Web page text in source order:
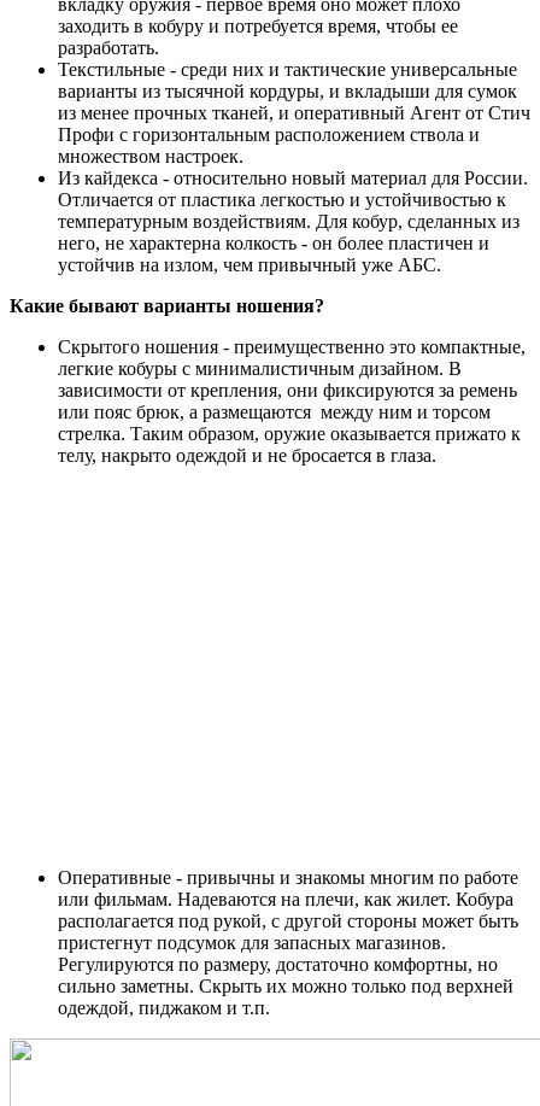
вкладку оружия - первое время оно может плохо
заходить в кобуру и потребуется время, чтобы ее
разработать.
Текстильные - среди них и тактические универсальные
варианты из тысячной кордуры, и вкладыши для сумок
из менее прочных тканей, и оперативный Агент от Стич
Профи с горизонтальным расположением ствола и
множеством настроек.
Из кайдекса - относительно новый материал для России.
Отличается от пластика легкостью и устойчивостью к
температурным воздействиям. Для кобур, сделанных из
него, не характерна колкость - он более пластичен и
устойчив на излом, чем привычный уже АБС.
Какие бывают варианты ношения?
Скрытого ношения - преимущественно это компактные,
легкие кобуры с минималистичным дизайном. В
зависимости от крепления, они фиксируются за ремень
или пояс брюк, а размещаются между ним и торсом
стрелка. Таким образом, оружие оказывается прижато к
телу, накрыто одеждой и не бросается в глаза.
Оперативные - привычны и знакомы многим по работе
или фильмам. Надеваются на плечи, как жилет. Кобура
располагается под рукой, с другой стороны может быть
пристегнут подсумок для запасных магазинов.
Регулируются по размеру, достаточно комфортны, но
сильно заметны. Скрыть их можно только под верхней
одеждой, пиджаком и т.п.